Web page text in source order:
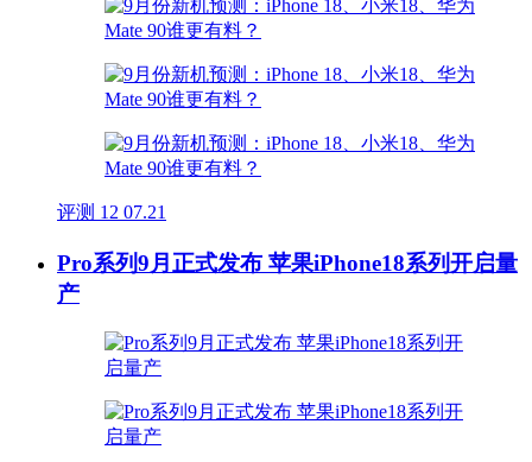
评测 12 07.21
Pro系列9月正式发布 苹果iPhone18系列开启量
产